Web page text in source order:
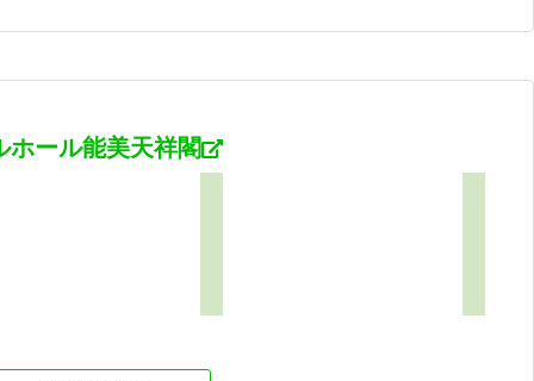
ホール能美天祥閣